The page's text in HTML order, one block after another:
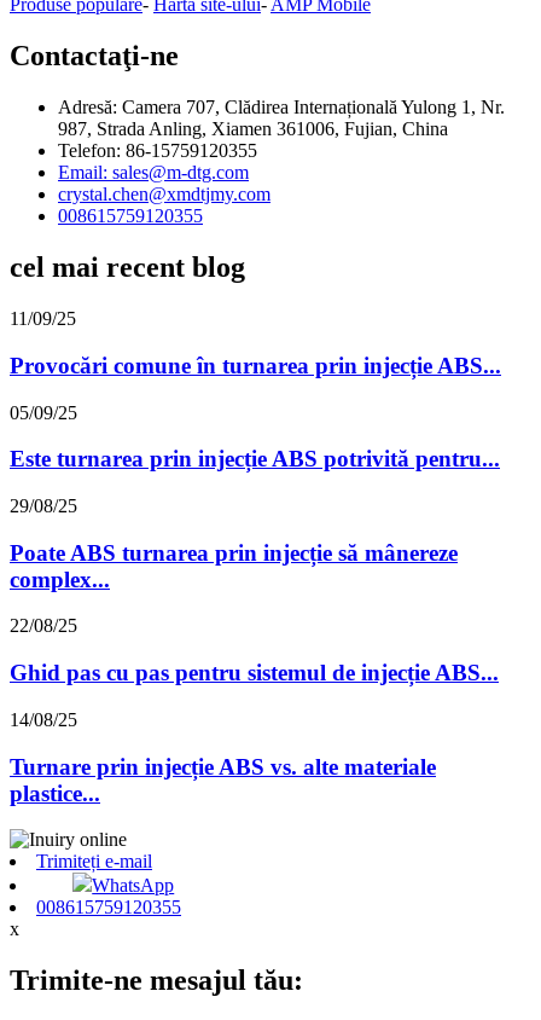
Produse populare- Harta site-ului-AMP Mobile
Contactaţi-ne
Adresă: Camera 707, Clădirea Internațională Yulong 1, Nr.
987, Strada Anling, Xiamen 361006, Fujian, China
Telefon: 86-15759120355
Email: sales@m-dtg.com
crystal.chen@xmdtjmy.com
008615759120355
cel mai recent blog
11/09/25
Provocări comune în turnarea prin injecție ABS...
05/09/25
Este turnarea prin injecție ABS potrivită pentru...
29/08/25
Poate ABS turnarea prin injecție să mânereze
complex...
22/08/25
Ghid pas cu pas pentru sistemul de injecție ABS...
14/08/25
Turnare prin injecție ABS vs. alte materiale
plastice...
Trimiteți e-mail
WhatsApp
008615759120355
x
Trimite-ne mesajul tău: